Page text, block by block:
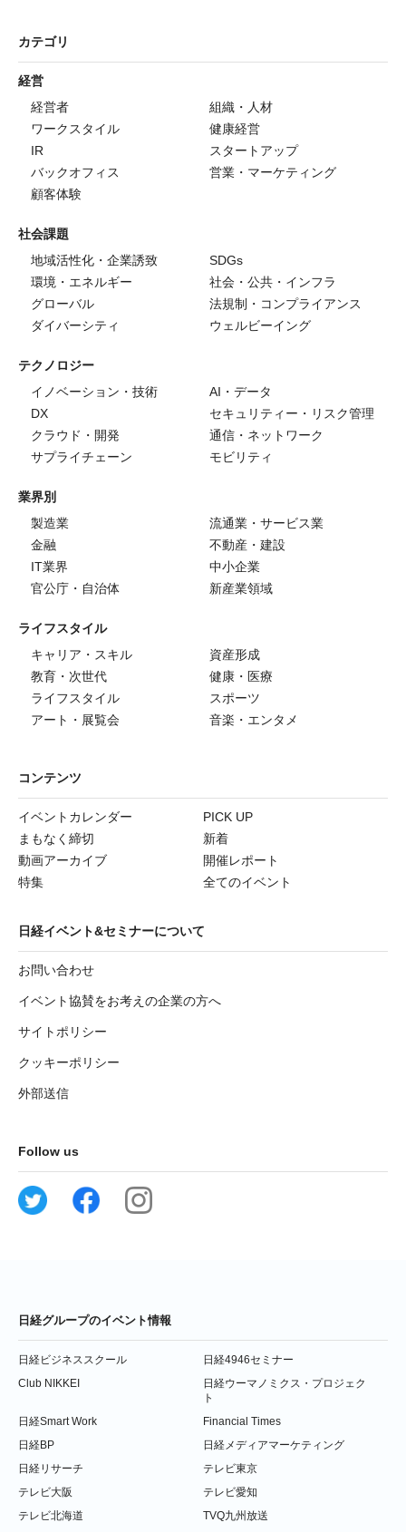
カテゴリ
経営
経営者
組織・人材
ワークスタイル
健康経営
IR
スタートアップ
バックオフィス
営業・マーケティング
顧客体験
社会課題
地域活性化・企業誘致
SDGs
環境・エネルギー
社会・公共・インフラ
グローバル
法規制・コンプライアンス
ダイバーシティ
ウェルビーイング
テクノロジー
イノベーション・技術
AI・データ
DX
セキュリティー・リスク管理
クラウド・開発
通信・ネットワーク
サプライチェーン
モビリティ
業界別
製造業
流通業・サービス業
金融
不動産・建設
IT業界
中小企業
官公庁・自治体
新産業領域
ライフスタイル
キャリア・スキル
資産形成
教育・次世代
健康・医療
ライフスタイル
スポーツ
アート・展覧会
音楽・エンタメ
コンテンツ
イベントカレンダー
PICK UP
まもなく締切
新着
動画アーカイブ
開催レポート
特集
全てのイベント
日経イベント&セミナーについて
お問い合わせ
イベント協賛をお考えの企業の方へ
サイトポリシー
クッキーポリシー
外部送信
Follow us
日経グループのイベント情報
日経ビジネススクール
日経4946セミナー
Club NIKKEI
日経ウーマノミクス・プロジェク
ト
日経Smart Work
Financial Times
日経BP
日経メディアマーケティング
日経リサーチ
テレビ東京
テレビ大阪
テレビ愛知
テレビ北海道
TVQ九州放送